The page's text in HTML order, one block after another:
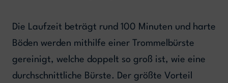
Die Laufzeit beträgt rund 100 Minuten und harte
Böden werden mithilfe einer Trommelbürste
gereinigt, welche doppelt so groß ist, wie eine
durchschnittliche Bürste. Der größte Vorteil